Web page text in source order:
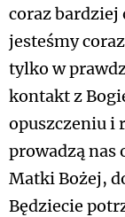
coraz
jesteśmy
tylko w
kontakt z
opuszczeniu i
prowadzą nas
Matki Bożej,
Będziecie